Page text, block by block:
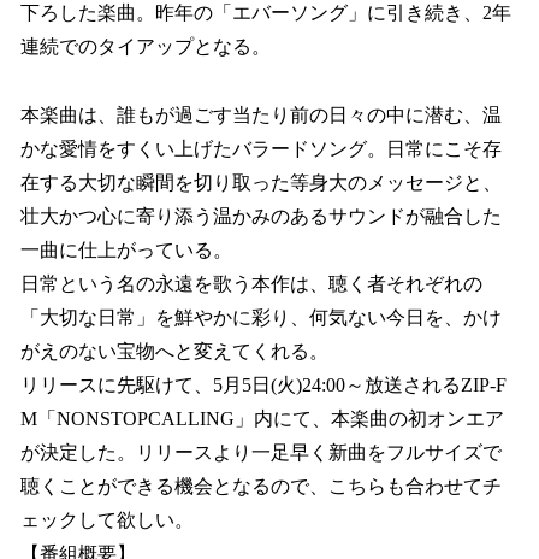
下ろした楽曲。昨年の「エバーソング」に引き続き、2年
連続でのタイアップとなる。
本楽曲は、誰もが過ごす当たり前の日々の中に潜む、温
かな愛情をすくい上げたバラードソング。日常にこそ存
在する大切な瞬間を切り取った等身大のメッセージと、
壮大かつ心に寄り添う温かみのあるサウンドが融合した
一曲に仕上がっている。
日常という名の永遠を歌う本作は、聴く者それぞれの
「大切な日常」を鮮やかに彩り、何気ない今日を、かけ
がえのない宝物へと変えてくれる。
リリースに先駆けて、5月5日(火)24:00～放送されるZIP-F
M「NONSTOPCALLING」内にて、本楽曲の初オンエア
が決定した。リリースより一足早く新曲をフルサイズで
聴くことができる機会となるので、こちらも合わせてチ
ェックして欲しい。
【番組概要】